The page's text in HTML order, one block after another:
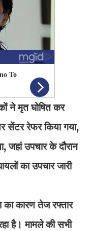
ने मृत घोषित कर
सेंटर रेफर किया गया,
जहां उपचार के दौरान
का उपचार जारी
का कारण तेज रफ्तार
है। मामले की सभी